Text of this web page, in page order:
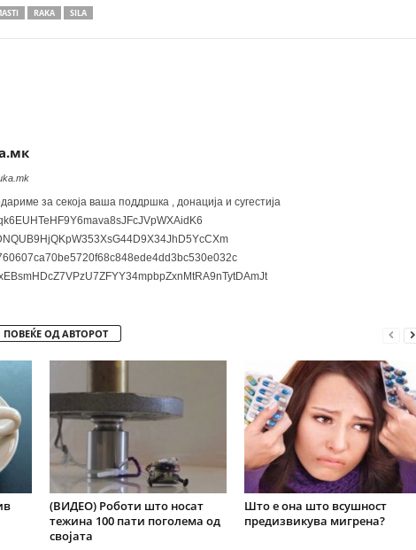
RAKA SILA
за секоја ваша поддршка , донација и сугестија
ПОВЕЌЕ ОД АВТОРОТ
(ВИДЕО) Роботи што носат
тежина 100 пати поголема од
својата
Што е она што всушност
предизвикува мигрена?